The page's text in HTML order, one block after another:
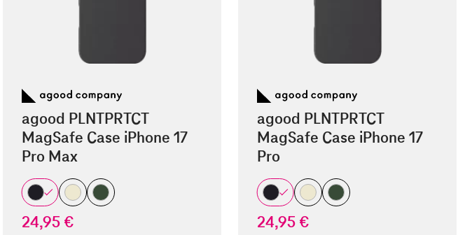
agood PLNTPRTCT
MagSafe Case iPhone 17
Pro Max
24,95 €
agood PLNTPRTCT
MagSafe Case iPhone 17
Pro
24,95 €